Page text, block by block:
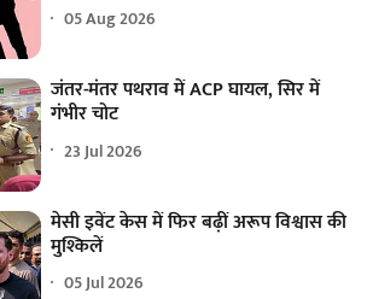
05 Aug 2026
जंतर-मंतर पथराव में ACP घायल, सिर में
गंभीर चोट
23 Jul 2026
मेसी इवेंट केस में फिर बढ़ीं अरूप विश्वास की
मुश्किलें
05 Jul 2026